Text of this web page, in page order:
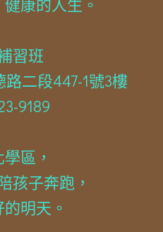
康的人生。
習班
二段447-1號3樓
9189
區，
孩子奔跑，
明天。